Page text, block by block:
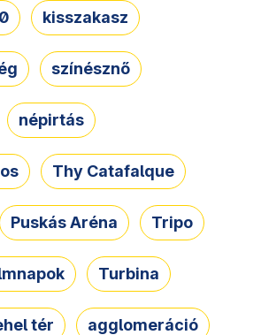
kisszakasz
színésznő
népirtás
Thy Catafalque
Puskás Aréna Tripo
Turbina
tér agglomeráció